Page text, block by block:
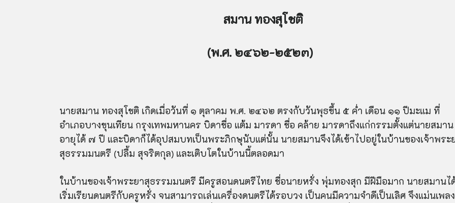
สมาน ทองสุโชติ
(พ.ศ. ๒๔๖๒-๒๕๒๓)
นายสมาน ทองสุโชติ เกิดเมื่อวันที่ ๑ ตุลาคม พ.ศ. ๒๔๖๒ ตรงกับวันพุธขึ้น ๕ ค่ำ เดือน ๑๑ ปีมะแม ที่
อำเภอบางขุนเทียน กรุงเทพมหานคร บิดาชื่อ แต้ม มารดา ชื่อ คล้าย มารดาถึงแก่กรรมตั้งแต่นายสมาน
อายุได้ ๗ ปี และบิดาก็ได้อุปสมบทเป็นพระภิกษุนับแต่นั้น นายสมานจึงได้เข้าไปอยู่ในบ้านของเจ้าพระ
สุธรรมมนตรี (ปลื้ม สุจริตกุล) และเติบโตในบ้านนี้ตลอดมา
ในบ้านของเจ้าพระยาสุธรรมมนตรี มีครูสอนดนตรีไทย ชื่อนายหรั่ง พุ่มทองสุก มีฝีมือมาก นายสมานไ
เริ่มเรียนดนตรีกับครูหรั่ง จนสามารถเล่นเครื่องดนตรีได้รอบวง เป็นคนมีความจำดีเป็นเลิศ จึงแม่นเพลง